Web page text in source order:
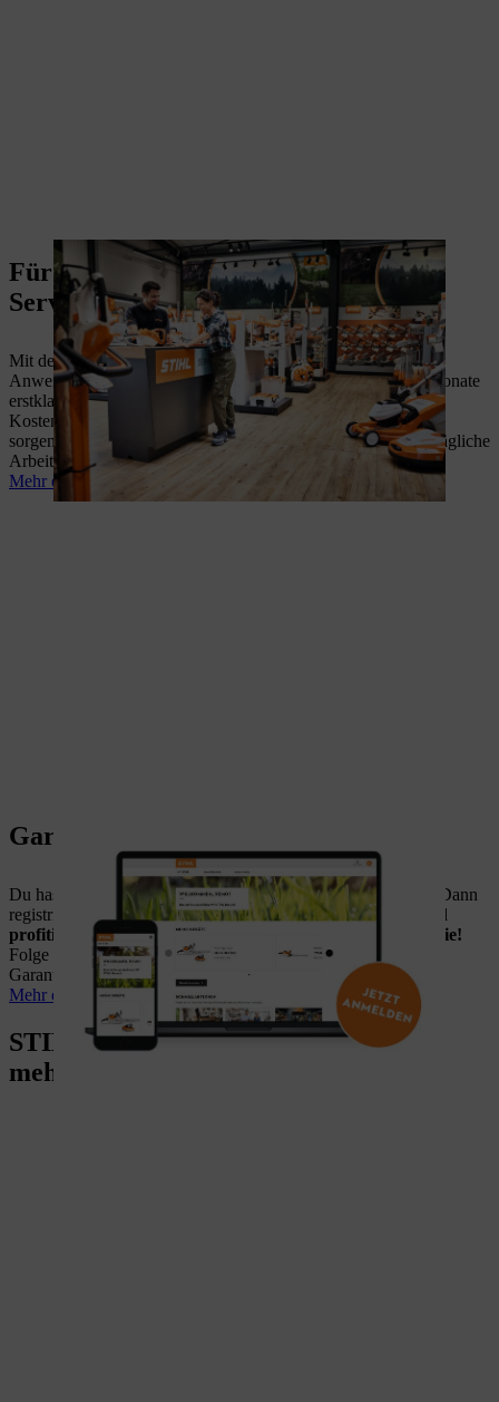
Für Profis: Der STIHL Leasing Plus
Service
Mit dem STIHL Leasing Plus Service erhalten professionelle
Anwender ein Rundum-sorglos‑Geräteleasing, das über 36 Monate
erstklassigen Service und maximale Planbarkeit vereint. Klare
Kosten, höhere Effizienz und volle technologische Flexibilität
sorgen dafür, dass mehr Zeit für das Wesentliche bleibt – die tägliche
Arbeit mit leistungsstarken STIHL Produkten.
Mehr erfahren
Garantie verlängern - mit MY STIHL
Du hast vor weniger als 60 Tagen ein STIHL Gerät gekauft? Dann
registriere dein Produkt jetzt im MY STIHL Kundenportal und
profitiere von einem zusätzlichen Jahr kostenloser Garantie!
Folge dem Link und informiere dich weiter über die STIHL
Garantieverlängerung mit MY STIHL.
Mehr erfahren
STIHL Aktuell: Inspiration, Trends &
mehr